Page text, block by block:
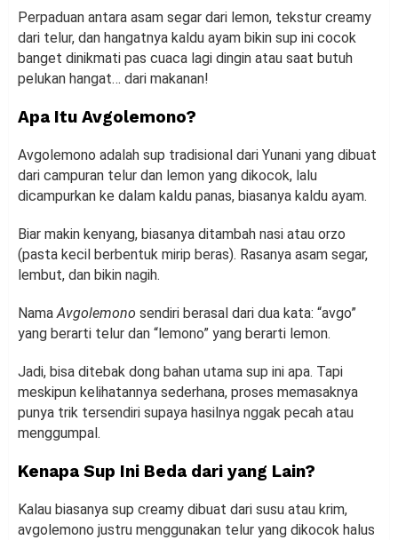
Perpaduan antara asam segar dari lemon, tekstur creamy
dari telur, dan hangatnya kaldu ayam bikin sup ini cocok
banget dinikmati pas cuaca lagi dingin atau saat butuh
pelukan hangat… dari makanan!
Apa Itu Avgolemono?
Avgolemono adalah sup tradisional dari Yunani yang dibuat
dari campuran telur dan lemon yang dikocok, lalu
dicampurkan ke dalam kaldu panas, biasanya kaldu ayam.
Biar makin kenyang, biasanya ditambah nasi atau orzo
(pasta kecil berbentuk mirip beras). Rasanya asam segar,
lembut, dan bikin nagih.
NamaAvgolemono sendiri berasal dari dua kata: “avgo”
yang berarti telur dan “lemono” yang berarti lemon.
Jadi, bisa ditebak dong bahan utama sup ini apa. Tapi
meskipun kelihatannya sederhana, proses memasaknya
punya trik tersendiri supaya hasilnya nggak pecah atau
menggumpal.
Kenapa Sup Ini Beda dari yang Lain?
Kalau biasanya sup creamy dibuat dari susu atau krim,
avgolemono justru menggunakan telur yang dikocok halus